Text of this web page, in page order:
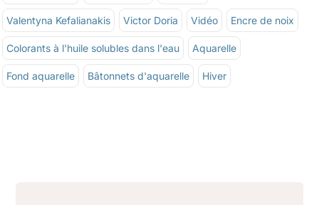
Valentyna Kefalianakis Victor Doria Vidéo Encre de noix
Colorants à l'huile solubles dans l'eau Aquarelle
Fond aquarelle Bâtonnets d'aquarelle Hiver